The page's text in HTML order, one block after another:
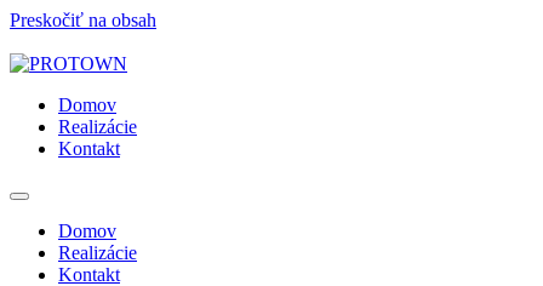
Preskočiť na obsah
Domov
Realizácie
Kontakt
Domov
Realizácie
Kontakt